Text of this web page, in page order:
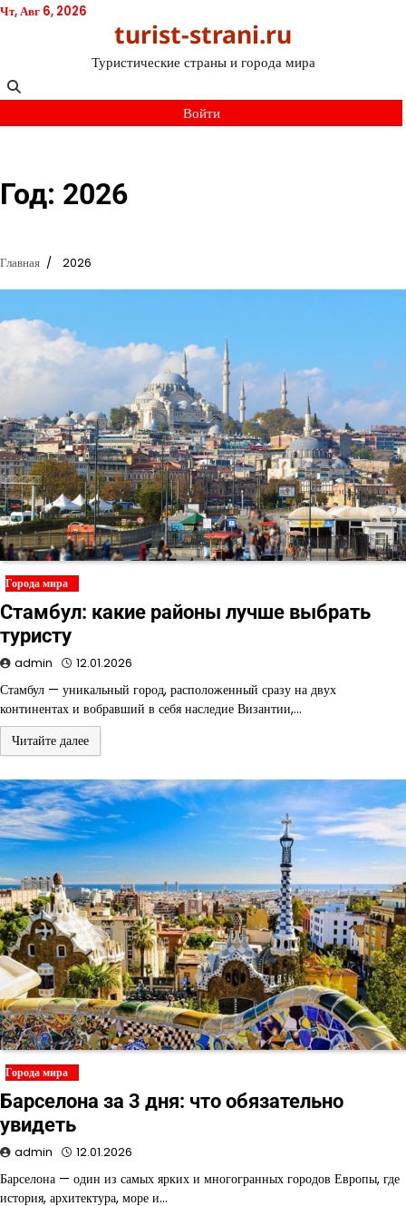
Перейти
Чт, Авг 6, 2026
turist-strani.ru
Туристические страны и города мира
Войти
Год: 2026
Главная 2026
Города мира
Стамбул: какие районы лучше выбрать
туристу
admin 12.01.2026
Стамбул — уникальный город, расположенный сразу на двух
континентах и вобравший в себя наследие Византии,…
Читайте далее
Города мира
Барселона за 3 дня: что обязательно
увидеть
admin 12.01.2026
Барселона — один из самых ярких и многогранных городов Европы, где
история, архитектура, море и…